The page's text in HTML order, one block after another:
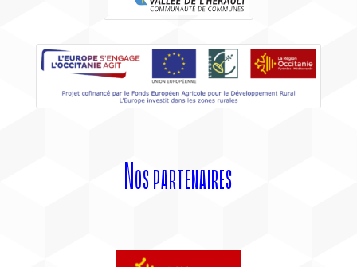
Nos partenaires